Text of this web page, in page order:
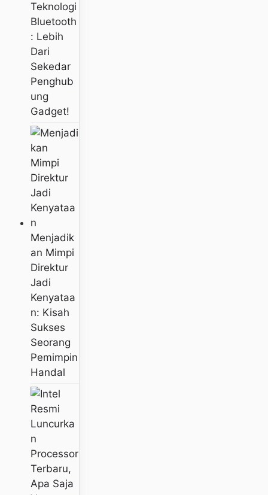
Teknologi
Bluetooth
: Lebih
Dari
Sekedar
Penghub
Ung
Gadget!
Menjadik
An Mimpi
Direktur
Jadi
Kenyataa
N: Kisah
Sukses
Seorang
Pemimpin
Handal